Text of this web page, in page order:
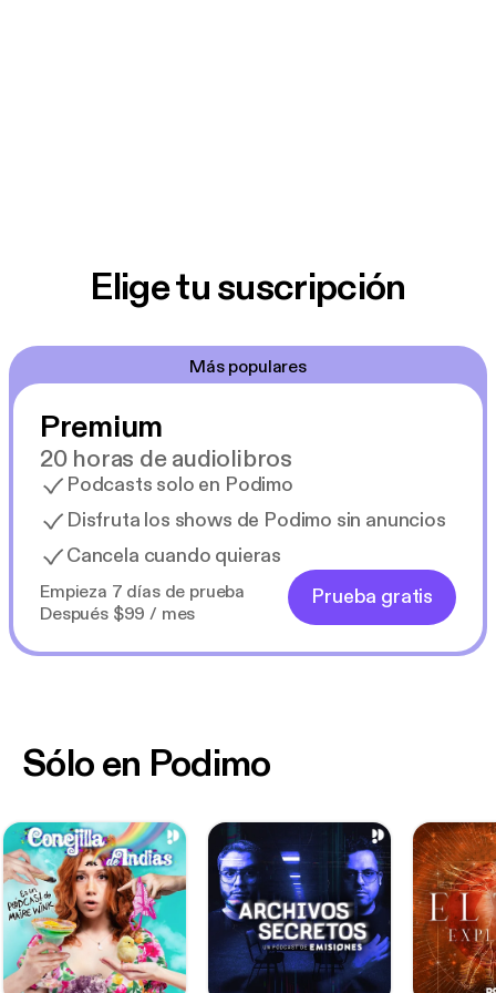
Elige tu suscripción
Más populares
Premium
20 horas de audiolibros
Podcasts solo en Podimo
Disfruta los shows de Podimo sin anuncios
Cancela cuando quieras
Empieza 7 días de prueba
Después $99 / mes
Prueba gratis
Sólo en Podimo